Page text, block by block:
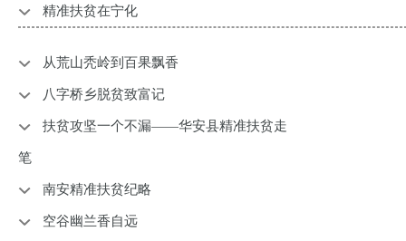
精准扶贫在宁化
从荒山秃岭到百果飘香
八字桥乡脱贫致富记
扶贫攻坚一个不漏——华安县精准扶贫走
笔
南安精准扶贫纪略
空谷幽兰香自远